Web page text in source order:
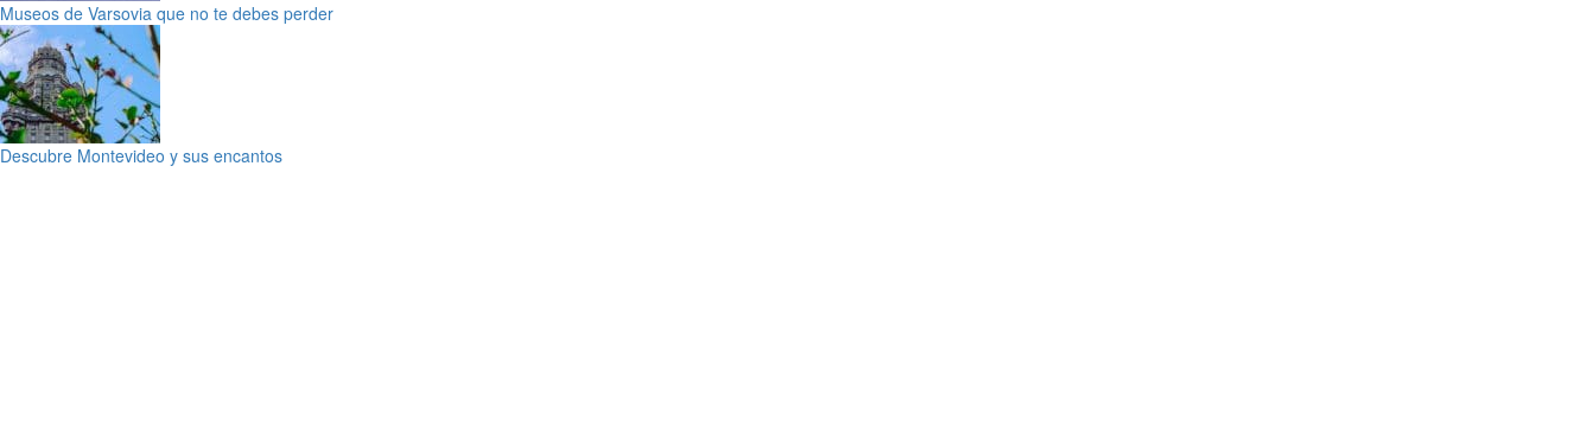
Museos de Varsovia que no te debes perder
Descubre Montevideo y sus encantos